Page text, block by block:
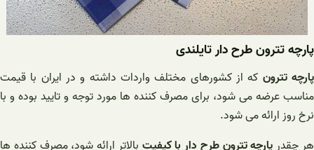
پارچه تترون طرح دار تایلندی
پارچه تترون که از کشورهای مختلف واردات داشته و در ایران با قیمت
مناسب عرضه می شود، برای مصرف کننده ها مورد توجه و تایید بوده و با
نرخ روز ارائه می شود.
هر چقدر پارچه تترون طرح دار با کیفیت بالاتر ارائه شود، مصرف کننده ها